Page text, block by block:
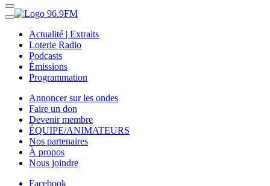
Actualité | Extraits
Loterie Radio
Podcasts
Émissions
Programmation
Annoncer sur les ondes
Faire un don
Devenir membre
ÉQUIPE/ANIMATEURS
Nos partenaires
À propos
Nous joindre
Facebook